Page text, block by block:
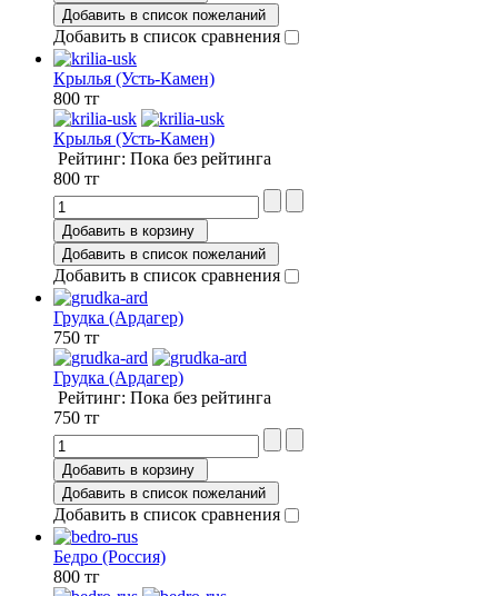
Добавить в список пожеланий
Добавить в список сравнения
Крылья (Усть-Камен)
800 тг
Крылья (Усть-Камен)
Рейтинг: Пока без рейтинга
800 тг
Добавить в корзину
Добавить в список пожеланий
Добавить в список сравнения
Грудка (Ардагер)
750 тг
Грудка (Ардагер)
Рейтинг: Пока без рейтинга
750 тг
Добавить в корзину
Добавить в список пожеланий
Добавить в список сравнения
Бедро (Россия)
800 тг